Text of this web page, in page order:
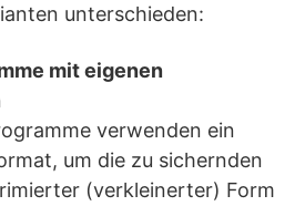
unterschieden:
mit eigenen
verwenden ein
um die zu sichernden
(verkleinerter) Form